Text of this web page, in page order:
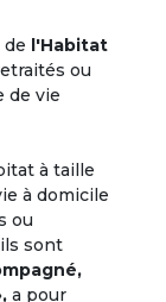
de l'Habitat
ou
de vie
à taille
à domicile
ou
sont
a pour